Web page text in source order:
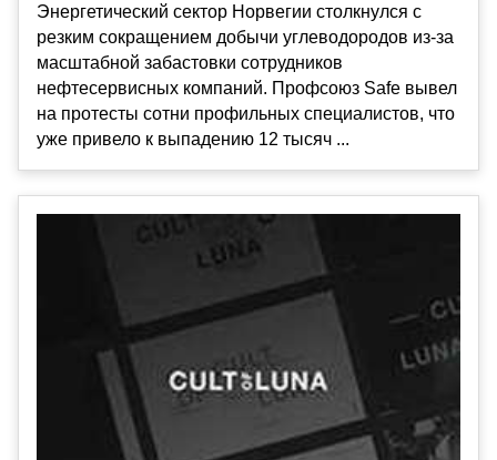
Энергетический сектор Норвегии столкнулся с
резким сокращением добычи углеводородов из-за
масштабной забастовки сотрудников
нефтесервисных компаний. Профсоюз Safe вывел
на протесты сотни профильных специалистов, что
уже привело к выпадению 12 тысяч ...